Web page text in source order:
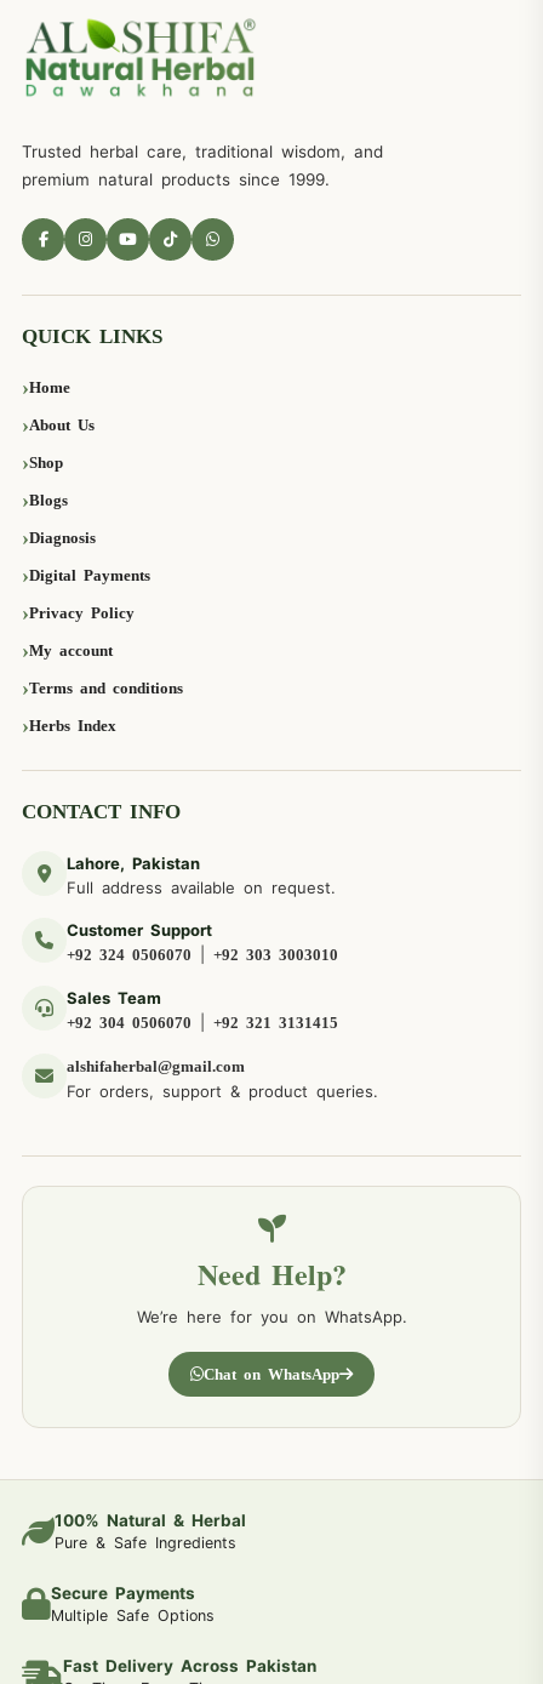
Trusted herbal care, traditional wisdom, and
premium natural products since 1999.
QUICK LINKS
Home
About Us
Shop
Blogs
Diagnosis
Digital Payments
Privacy Policy
My account
Terms and conditions
Herbs Index
CONTACT INFO
Lahore, Pakistan
Full address available on request.
Customer Support
+92 324 0506070 +92 303 3003010
Sales Team
+92 304 0506070 +92 321 3131415
alshifaherbal@gmail.com
For orders, support & product queries.
Need Help?
We’re here for you on WhatsApp.
Chat on WhatsApp
100% Natural & Herbal
Pure & Safe Ingredients
Secure Payments
Multiple Safe Options
Fast Delivery Across Pakistan